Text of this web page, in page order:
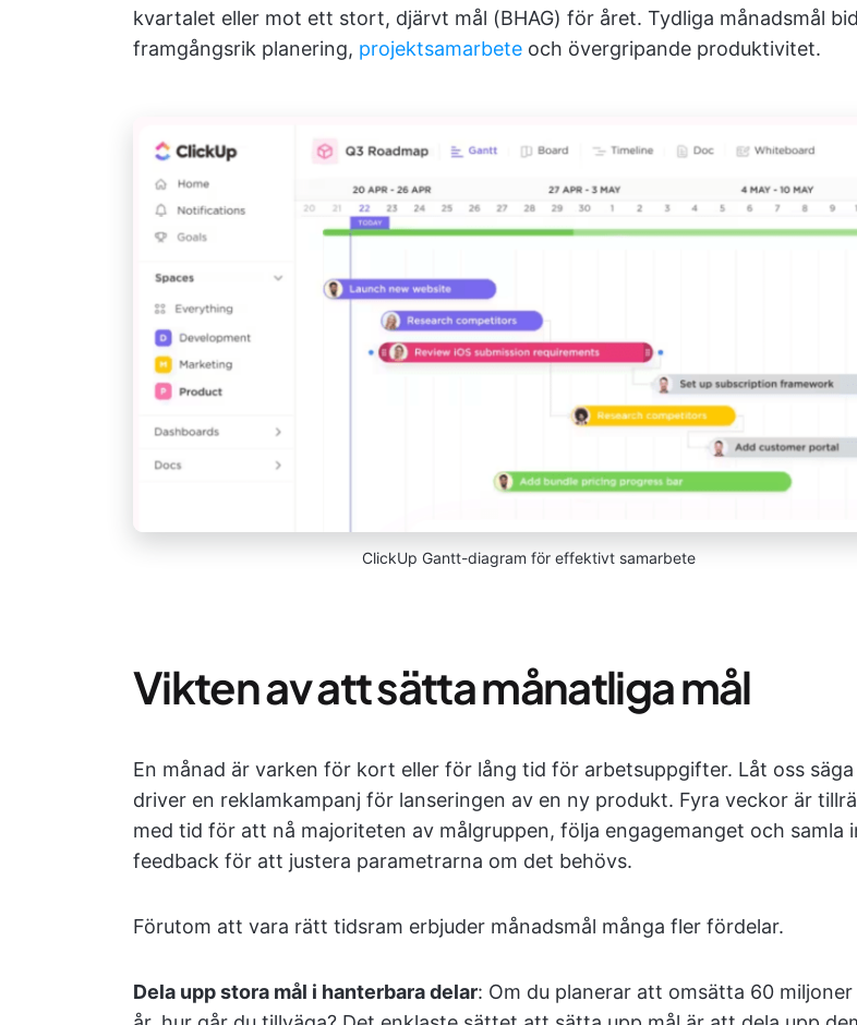
kvartalet eller mot ett stort, djärvt mål (BHAG) för året. Tydliga månadsmål
framgångsrik planering, projektsamarbete och övergripande produktivitet.
ClickUp Gantt-diagram för effektivt samarbete
Vikten av att sätta månatliga mål
En månad är varken för kort eller för lång tid för arbetsuppgifter. Låt oss
driver en reklamkampanj för lanseringen av en ny produkt. Fyra veckor är
med tid för att nå majoriteten av målgruppen, följa engagemanget och samla
feedback för att justera parametrarna om det behövs.
Förutom att vara rätt tidsram erbjuder månadsmål många fler fördelar.
Dela upp stora mål i hanterbara delar: Om du planerar att omsätta 60 miljoner